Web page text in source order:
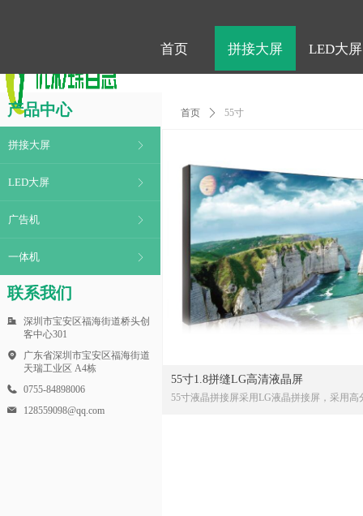
首页 拼接大屏 LED大屏
55寸1.8拼缝LG高清液晶屏
55寸液晶拼接屏采用LG液晶拼接屏，采用高
首页 ꄲ 55寸
拼接大屏 ꁕ
LED大屏 ꁕ
广告机 ꁕ
一体机 ꁕ
深圳市宝安区福海街道桥头创
客中心301
广东省深圳市宝安区福海街道
天瑞工业区 A4栋
0755-84898006
128559098@qq.com
联系我们
产品中心